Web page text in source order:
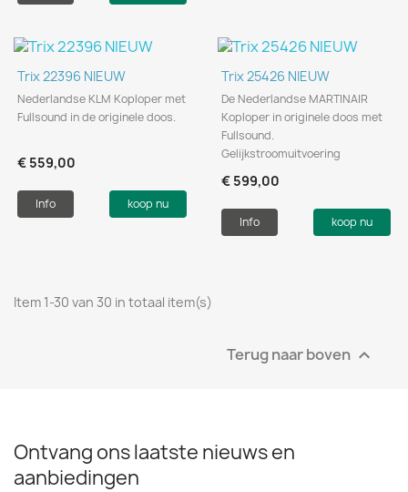
Trix 22396 NIEUW
Nederlandse KLM Koploper met
Fullsound in de originele doos.
€ 559,00
Info koop nu
Trix 25426 NIEUW
De Nederlandse MARTINAIR
Koploper in originele doos met
Fullsound.
Gelijkstroomuitvoering
€ 599,00
Info koop nu
Item 1-30 van 30 in totaal item(s)
Terug naar boven 
Ontvang ons laatste nieuws en
aanbiedingen